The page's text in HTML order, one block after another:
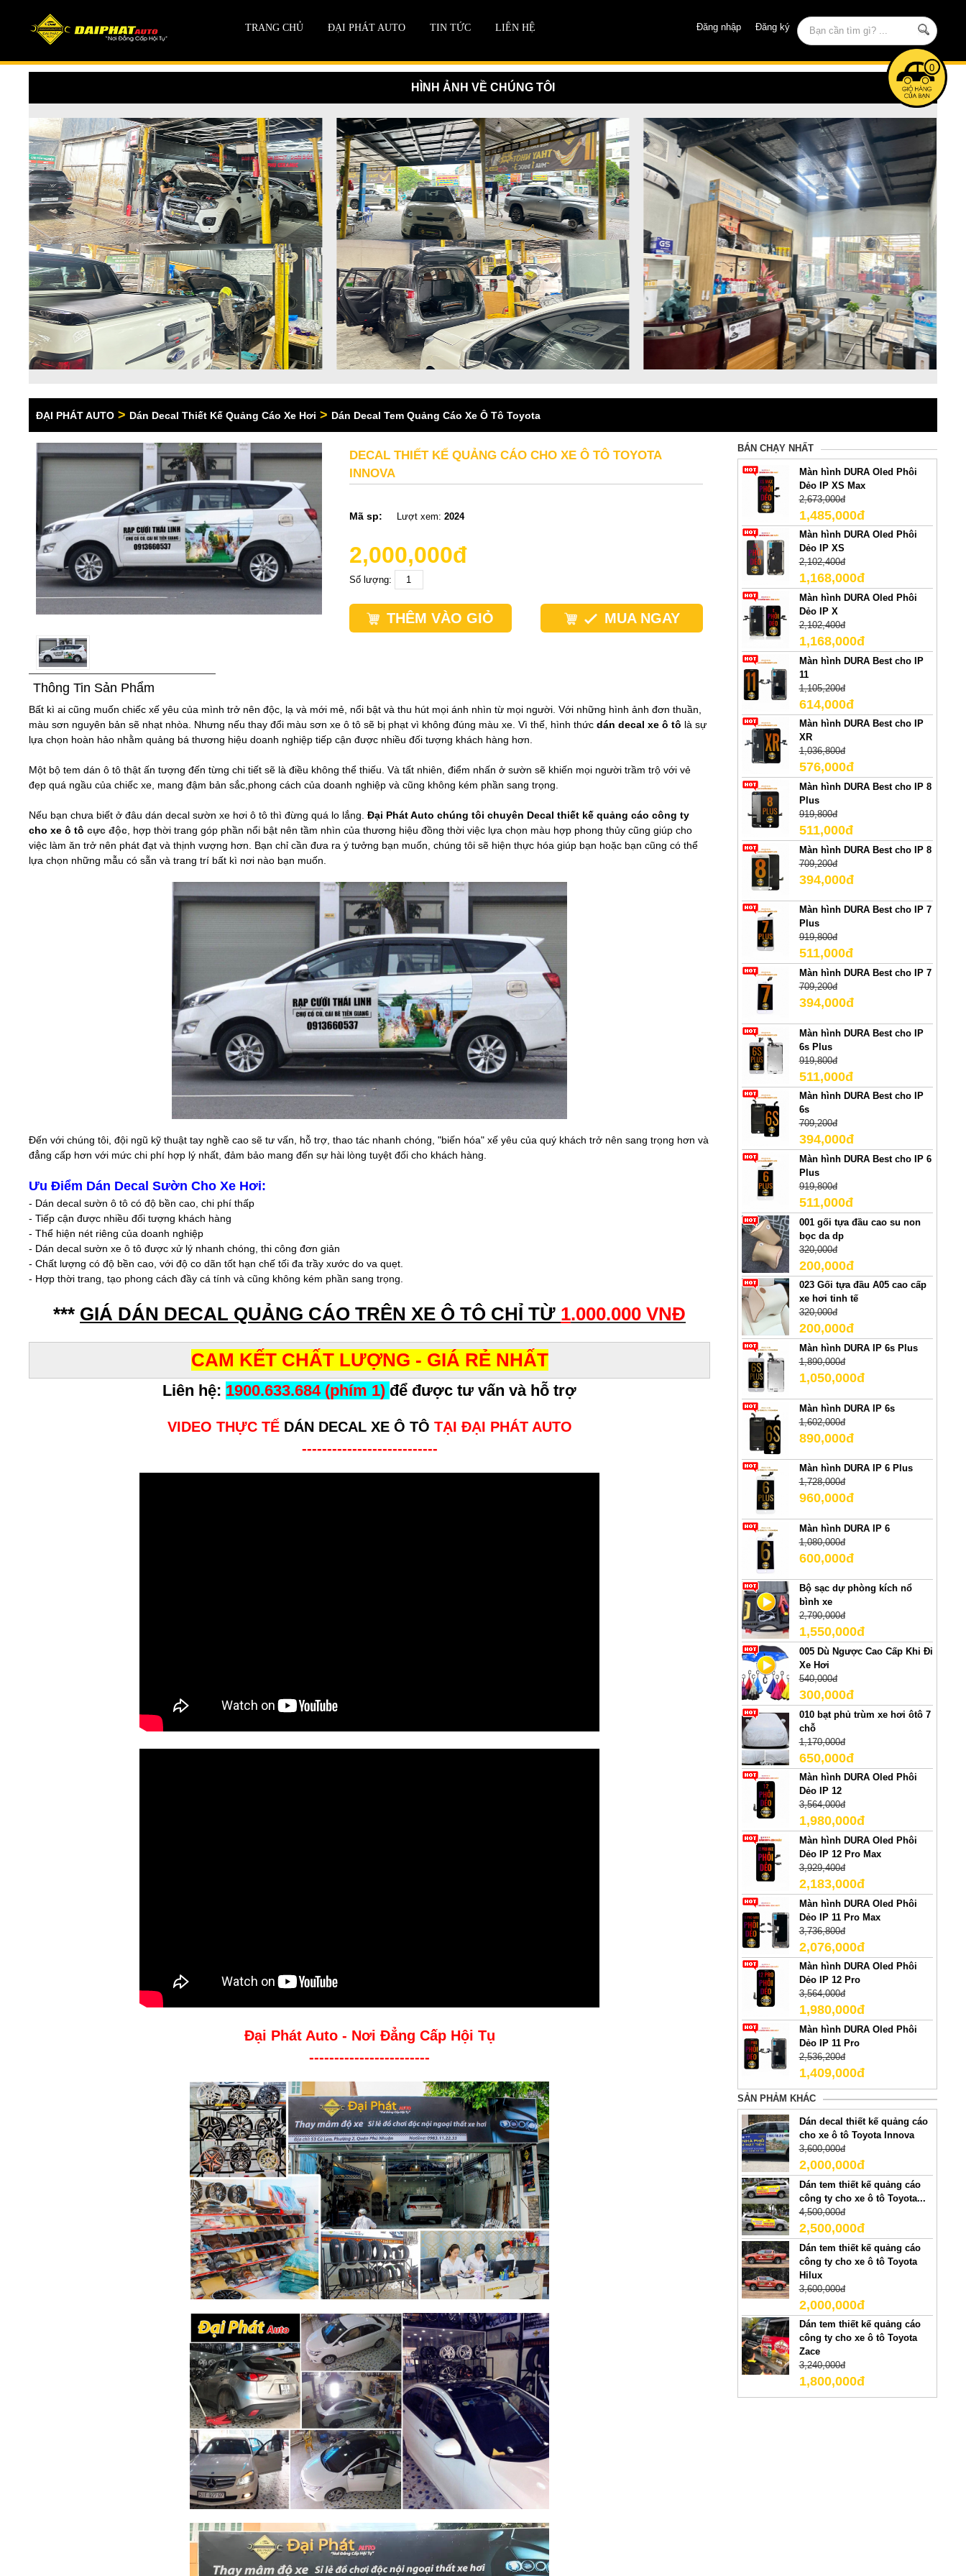
Đăng nhập Đăng ký
TRANG CHỦ ĐẠI PHÁT AUTO TIN TỨC LIÊN HỆ
0
HÌNH ẢNH VỀ CHÚNG TÔI
ĐẠI PHÁT AUTO > Dán Decal Thiết Kế Quảng Cáo Xe Hơi > Dán Decal Tem Quảng Cáo Xe Ô Tô Toyota
DECAL THIẾT KẾ QUẢNG CÁO CHO XE Ô TÔ TOYOTA
INNOVA
Mã sp: Lượt xem: 2024
2,000,000đ
Số lượng:
THÊM VÀO GIỎ MUA NGAY
Thông Tin Sản Phẩm
Bất kì ai cũng muốn chiếc xế yêu của mình trở nên độc, lạ và mới mẻ, nổi bật và thu hút mọi ánh nhìn từ mọi người. Với những hình ảnh đơn thuần,
màu sơn nguyên bản sẽ nhạt nhòa. Nhưng nếu thay đổi màu sơn xe ô tô sẽ bị phạt vì không đúng màu xe. Vì thế, hình thứcdán decal xe ô tô là sự
lựa chọn hoàn hảo nhằm quảng bá thương hiệu doanh nghiệp tiếp cận được nhiều đối tượng khách hàng hơn.
Một bộ tem dán ô tô thật ấn tượng đến từng chi tiết sẽ là điều không thể thiếu. Và tất nhiên, điểm nhấn ở sườn sẽ khiến mọi người trầm trộ với vẻ
đẹp quá ngầu của chiếc xe, mang đậm bản sắc,phong cách của doanh nghiệp và cũng không kém phần sang trọng.
Nếu bạn chưa biết ở đâu dán decal sườn xe hơi ô tô thì đừng quá lo lắng.Đại Phát Auto chúng tôi chuyên Decal thiết kế quảng cáo công ty
cho xe ô tôcực độc , hợp thời trang góp phần nổi bật nên tầm nhìn của thương hiệu đồng thời việc lựa chọn màu hợp phong thủy cũng giúp cho
việc làm ăn trở nên phát đạt và thịnh vượng hơn. Bạn chỉ cần đưa ra ý tưởng bạn muốn, chúng tôi sẽ hiện thực hóa giúp bạn hoặc bạn cũng có thể
lựa chọn những mẫu có sẵn và trang trí bất kì nơi nào bạn muốn.
Đến với chúng tôi, đội ngũ kỹ thuật tay nghề cao sẽ tư vấn, hỗ trợ, thao tác nhanh chóng, "biến hóa" xế yêu của quý khách trở nên sang trọng hơn và
đẳng cấp hơn với mức chi phí hợp lý nhất, đảm bảo mang đến sự hài lòng tuyệt đối cho khách hàng.
Ưu Điểm Dán Decal Sườn Cho Xe Hơi:
- Dán decal sườn ô tô có độ bền cao, chi phí thấp
- Tiếp cận được nhiều đối tượng khách hàng
- Thể hiện nét riêng của doanh nghiệp
- Dán decal sườn xe ô tô được xử lý nhanh chóng, thi công đơn giản
- Chất lượng có độ bền cao, với độ co dãn tốt hạn chế tối đa trầy xước do va quẹt.
- Hợp thời trang, tạo phong cách đầy cá tính và cũng không kém phần sang trọng.
*** GIÁ DÁN DECAL QUẢNG CÁO TRÊN XE Ô TÔ CHỈ TỪ 1.000.000 VNĐ
CAM KẾT CHẤT LƯỢNG - GIÁ RẺ NHẤT
Liên hệ: 1900.633.684 (phím 1) để được tư vấn và hỗ trợ
VIDEO THỰC TẾ DÁN DECAL XE Ô TÔ TẠI ĐẠI PHÁT AUTO
---------------------------
Đại Phát Auto - Nơi Đẳng Cấp Hội Tụ
------------------------
BÁN CHẠY NHẤT
Màn hình DURA Oled Phôi
Dẻo IP XS Max
2,673,000đ
1,485,000đ
Màn hình DURA Oled Phôi
Dẻo IP XS
2,102,400đ
1,168,000đ
Màn hình DURA Oled Phôi
Dẻo IP X
2,102,400đ
1,168,000đ
Màn hình DURA Best cho IP
11
1,105,200đ
614,000đ
Màn hình DURA Best cho IP
XR
1,036,800đ
576,000đ
Màn hình DURA Best cho IP 8
Plus
919,800đ
511,000đ
Màn hình DURA Best cho IP 8
709,200đ
394,000đ
Màn hình DURA Best cho IP 7
Plus
919,800đ
511,000đ
Màn hình DURA Best cho IP 7
709,200đ
394,000đ
Màn hình DURA Best cho IP
6s Plus
919,800đ
511,000đ
Màn hình DURA Best cho IP
6s
709,200đ
394,000đ
Màn hình DURA Best cho IP 6
Plus
919,800đ
511,000đ
001 gối tựa đầu cao su non
bọc da dp
320,000đ
200,000đ
023 Gối tựa đầu A05 cao cấp
xe hơi tinh tế
320,000đ
200,000đ
Màn hình DURA IP 6s Plus
1,890,000đ
1,050,000đ
Màn hình DURA IP 6s
1,602,000đ
890,000đ
Màn hình DURA IP 6 Plus
1,728,000đ
960,000đ
Màn hình DURA IP 6
1,080,000đ
600,000đ
Bộ sạc dự phòng kích nổ
bình xe
2,790,000đ
1,550,000đ
005 Dù Ngược Cao Cấp Khi Đi
Xe Hơi
540,000đ
300,000đ
010 bạt phủ trùm xe hơi ôtô 7
chỗ
1,170,000đ
650,000đ
Màn hình DURA Oled Phôi
Dẻo IP 12
3,564,000đ
1,980,000đ
Màn hình DURA Oled Phôi
Dẻo IP 12 Pro Max
3,929,400đ
2,183,000đ
Màn hình DURA Oled Phôi
Dẻo IP 11 Pro Max
3,736,800đ
2,076,000đ
Màn hình DURA Oled Phôi
Dẻo IP 12 Pro
3,564,000đ
1,980,000đ
Màn hình DURA Oled Phôi
Dẻo IP 11 Pro
2,536,200đ
1,409,000đ
SẢN PHẢM KHÁC
Dán decal thiết kế quảng cáo
cho xe ô tô Toyota Innova
3,600,000đ
2,000,000đ
Dán tem thiết kế quảng cáo
công ty cho xe ô tô Toyota...
4,500,000đ
2,500,000đ
Dán tem thiết kế quảng cáo
công ty cho xe ô tô Toyota
Hilux
3,600,000đ
2,000,000đ
Dán tem thiết kế quảng cáo
công ty cho xe ô tô Toyota
Zace
3,240,000đ
1,800,000đ